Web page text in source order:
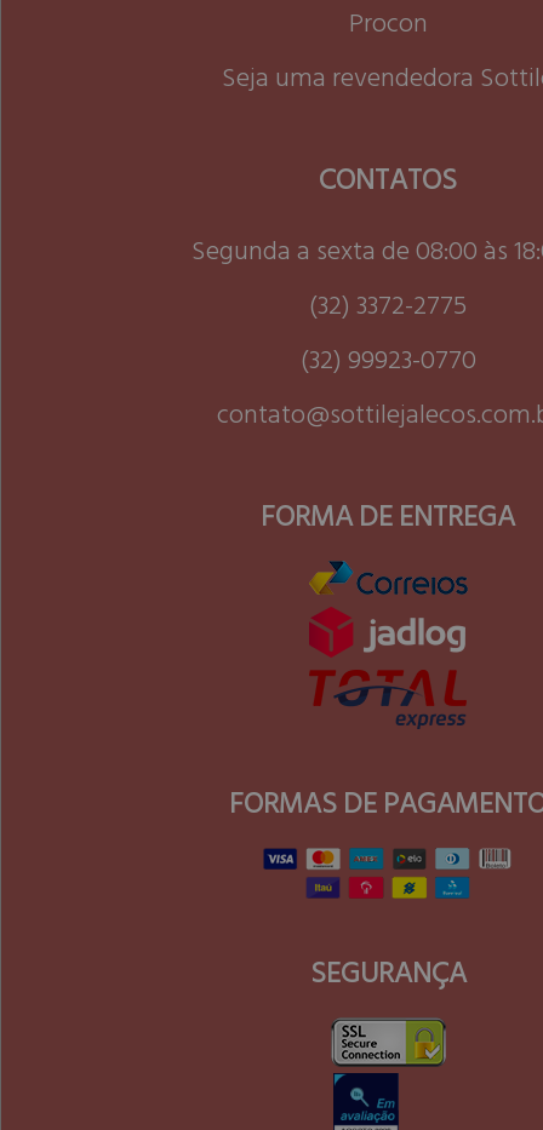
Procon
Seja uma revendedora
CONTATOS
Segunda a sexta de 08:00 às
(32) 3372-2775
(32) 99923-0770
FORMA DE ENTREGA
FORMAS DE
SEGURANÇA